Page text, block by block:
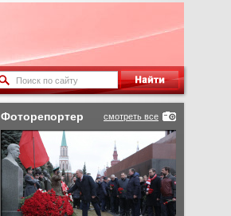
смотреть все
Фоторепортер